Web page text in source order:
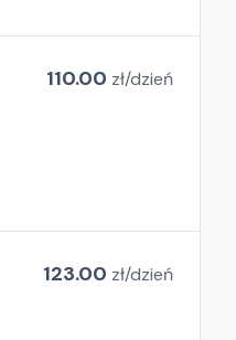
110.00 zł/dzień
123.00 zł/dzień